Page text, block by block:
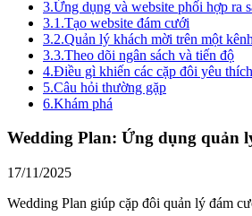
3.Ứng dụng và website phối hợp ra
3.1.Tạo website đám cưới
3.2.Quản lý khách mời trên một
3.3.Theo dõi ngân sách và tiến độ
4.Điều gì khiến các cặp đôi yêu
5.Câu hỏi thường gặp
6.Khám phá
Wedding Plan: Ứng dụng quản
17/11/2025
Wedding Plan giúp cặp đôi quản lý đám